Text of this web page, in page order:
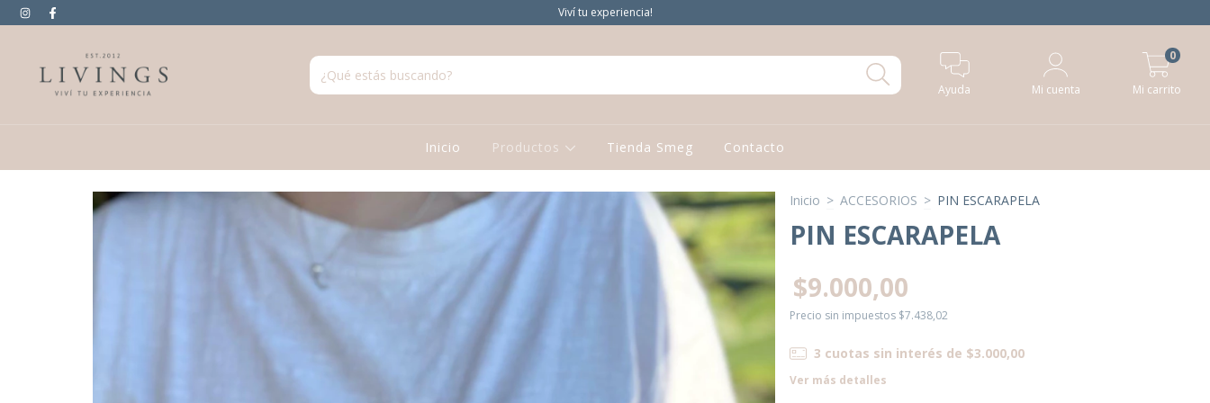
Viví tu experiencia!
Ayuda Mi cuenta Mi carrito
0
Inicio Productos Tienda Smeg Contacto
Inicio > ACCESORIOS > PIN ESCARAPELA
PIN ESCARAPELA
$9.000,00
Precio sin impuestos $7.438,02
3 cuotas sin interés de $3.000,00
Ver más detalles